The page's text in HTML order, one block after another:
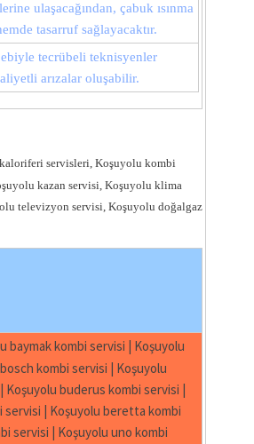
ulaşacağından, çabuk ısınma
tasarruf sağlayacaktır.
tecrübeli teknisyenler
arızalar oluşabilir.
servisleri, Koşuyolu kombi
kazan servisi, Koşuyolu klima
televizyon servisi, Koşuyolu doğalgaz
baymak kombi servisi | Koşuyolu
kombi servisi | Koşuyolu
buderus kombi servisi |
servisi | Koşuyolu beretta kombi
servisi | Koşuyolu uno kombi